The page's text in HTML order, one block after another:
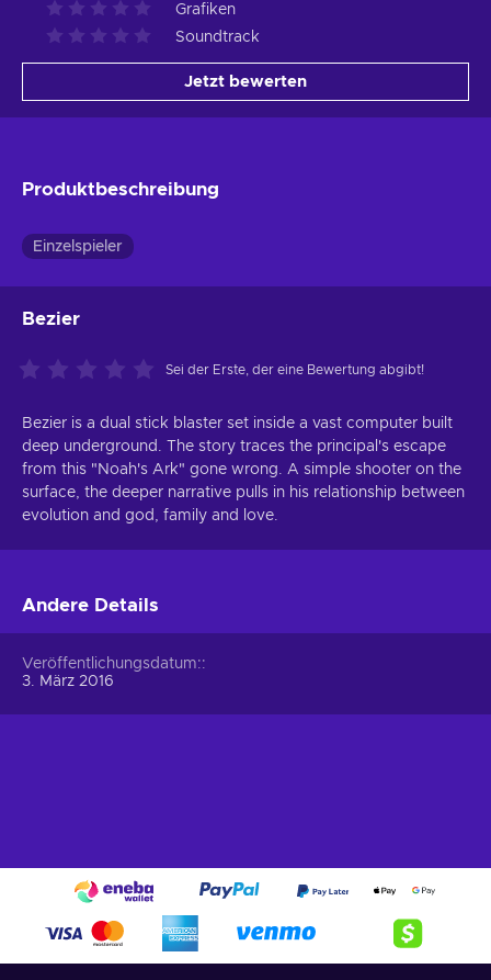
Grafiken
Soundtrack
Jetzt bewerten
Produktbeschreibung
Einzelspieler
Bezier
Sei der Erste, der eine Bewertung abgibt!
Bezier is a dual stick blaster set inside a vast computer built
deep underground. The story traces the principal's escape
from this "Noah's Ark" gone wrong. A simple shooter on the
surface, the deeper narrative pulls in his relationship between
evolution and god, family and love.
Andere Details
Veröffentlichungsdatum:
3. März 2016